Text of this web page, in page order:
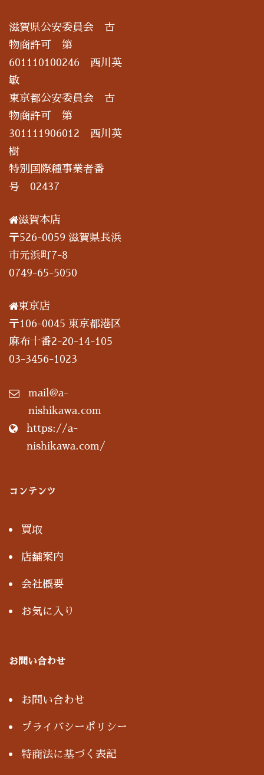
滋賀県公安委員会 古
物商許可 第
601110100246 西川英
敏
東京都公安委員会 古
物商許可 第
301111906012 西川英
樹
特別国際種事業者番
号 02437
滋賀本店
〒526-0059 滋賀県長浜
市元浜町7-8
0749-65-5050
東京店
〒106-0045 東京都港区
麻布十番2-20-14-105
03-3456-1023
mail@a-
nishikawa.com
https://a-
nishikawa.com/
コンテンツ
買取
店舗案内
会社概要
お気に入り
お問い合わせ
お問い合わせ
プライバシーポリシー
特商法に基づく表記